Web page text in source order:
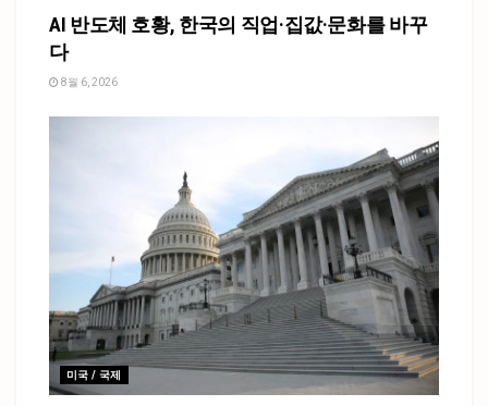
AI 반도체 호황, 한국의 직업·집값·문화를 바꾸
다
8월 6, 2026
미국 / 국제